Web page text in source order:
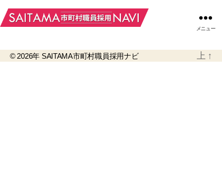
メニュー
© 2026年 SAITAMA市町村職員採用ナビ 上 ↑